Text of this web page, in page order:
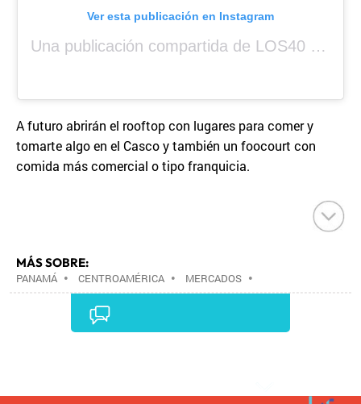
Ver esta publicación en Instagram
Una publicación compartida de LOS40 Panamá 🇵🇦 🎙️🎶 (@los40panama)
A futuro abrirán el rooftop con lugares para comer y
tomarte algo en el Casco y también un foocourt con
comida más comercial o tipo franquicia.
MÁS SOBRE:
PANAMÁ • CENTROAMÉRICA • MERCADOS •
ESTABLECIMIENTOS COMERCIALES•
LATINOAMÉRICA•
•